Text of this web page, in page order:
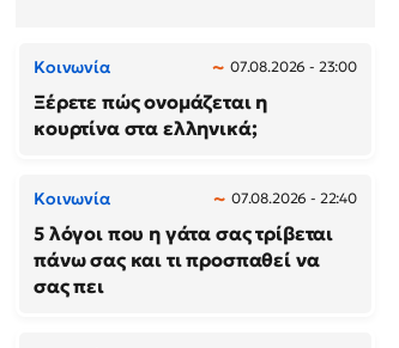
Κοινωνία 07.08.2026 - 23:00
Ξέρετε πώς ονομάζεται η
κουρτίνα στα ελληνικά;
Κοινωνία 07.08.2026 - 22:40
5 λόγοι που η γάτα σας τρίβεται
πάνω σας και τι προσπαθεί να
σας πει